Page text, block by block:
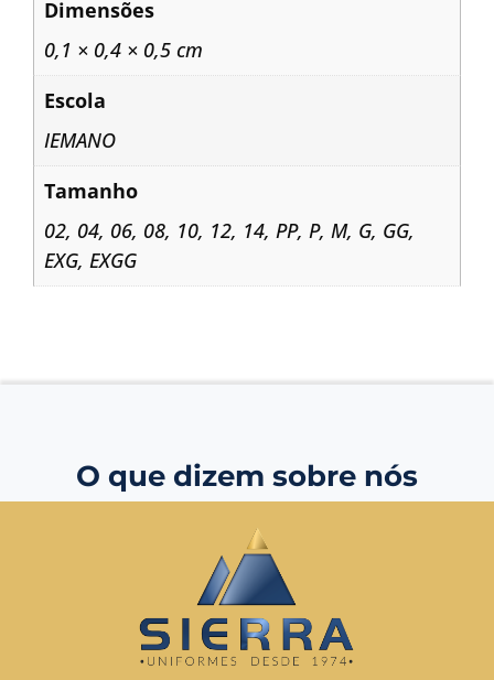
Dimensões
0,1 × 0,4 × 0,5 cm
Escola
IEMANO
Tamanho
02, 04, 06, 08, 10, 12, 14, PP, P, M, G, GG,
EXG, EXGG
O que dizem sobre nós